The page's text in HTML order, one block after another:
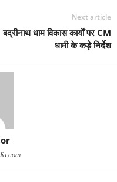
Next article
बद्रीनाथ धाम विकास कार्यों पर CM
धामी के कड़े निर्देश